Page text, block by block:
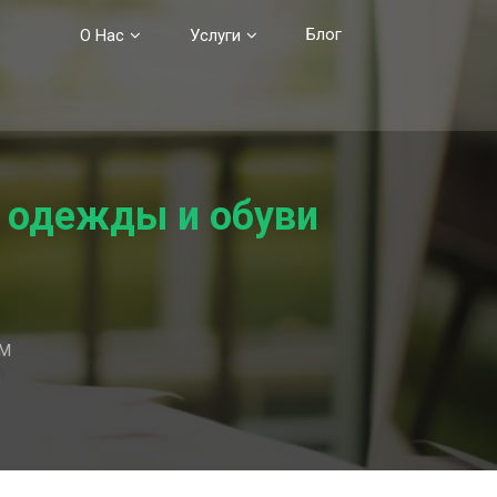
О Нас Услуги Блог
одежды и обуви